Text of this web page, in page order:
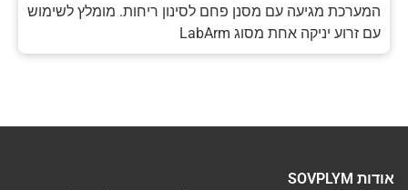
המערכת מגיעה עם מסנן פחם לסינון ריחות. מומלץ לשימוש
עם זרוע יניקה אחת מסוג LabArm
אודות SOVPLYM